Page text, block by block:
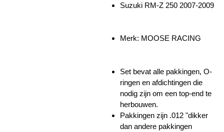
Suzuki RM-Z 250 2007-2009
Merk: MOOSE RACING
Set bevat alle pakkingen, O-
ringen en afdichtingen die
nodig zijn om een ​​top-end te
herbouwen.
Pakkingen zijn .012 "dikker
dan andere pakkingen